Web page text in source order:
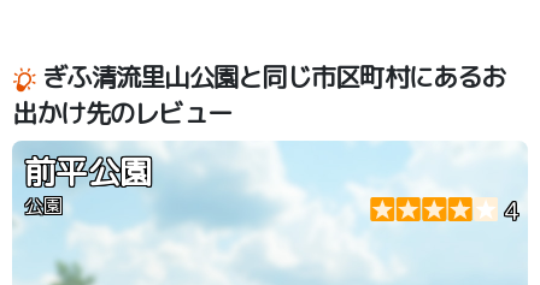
ぎふ清流里山公園と同じ市区町村にあるお
出かけ先のレビュー
前平公園
公園 4